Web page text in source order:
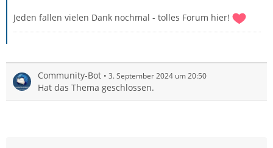
Jeden fallen vielen Dank nochmal - tolles Forum hier!
Community-Bot 3. September 2024 um 20:50
Hat das Thema geschlossen.